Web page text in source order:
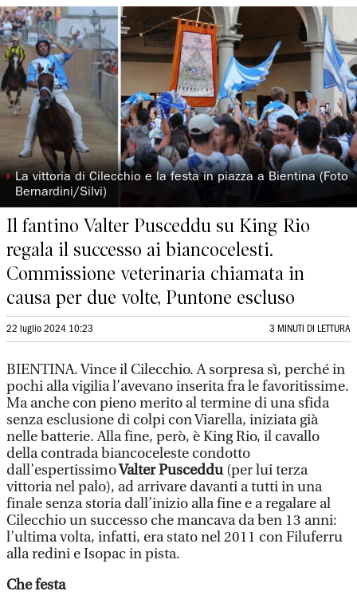
◗La vittoria di Cilecchio e la festa in piazza a Bientina (Foto
Bernardini/Silvi)
Il fantino Valter Pusceddu su King Rio
regala il successo ai biancocelesti.
Commissione veterinaria chiamata in
causa per due volte, Puntone escluso
22 luglio 2024 10:23 3 MINUTI DI LETTURA
BIENTINA. Vince il Cilecchio. A sorpresa sì, perché in
pochi alla vigilia l’avevano inserita fra le favoritissime.
Ma anche con pieno merito al termine di una sfida
senza esclusione di colpi con Viarella, iniziata già
nelle batterie. Alla fine, però, è King Rio, il cavallo
della contrada biancoceleste condotto
dall’espertissimoValter Pusceddu(per lui terza
vittoria nel palo), ad arrivare davanti a tutti in una
finale senza storia dall’inizio alla fine e a regalare al
Cilecchio un successo che mancava da ben 13 anni:
l’ultima volta, infatti, era stato nel 2011 con Filuferru
alla redini e Isopac in pista.
Che festa